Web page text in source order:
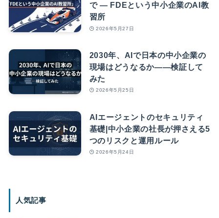
で — FDEという中小企業のAI教
習所
2026年5月27日
2030年、AIで日本の中小企業の
現場はどうなるか――検証して
みた
2026年5月25日
AIエージェントのセキュリティ
基礎|中小企業の社長が押さえる5
つのリスクと運用ルール
2026年5月24日
人気記事